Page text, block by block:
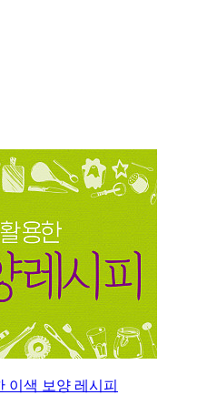
이색 보양 레시피